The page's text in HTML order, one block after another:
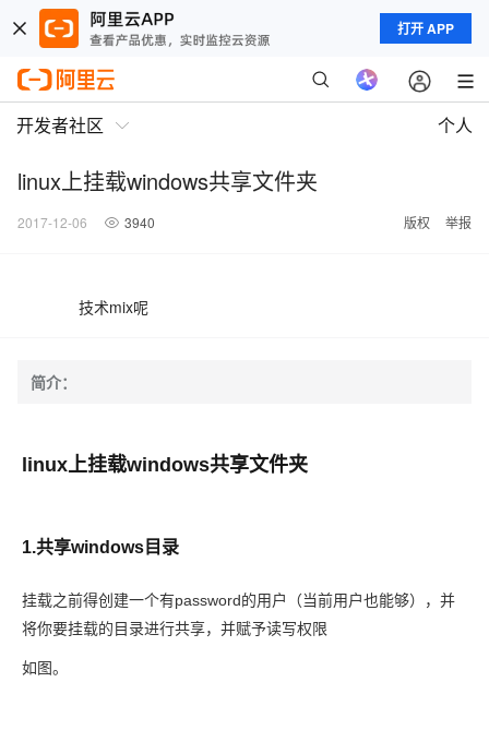
打开 APP
开发者社区 个人
linux上挂载windows共享文件夹
2017-12-06 3940 版权 举报
技术mix呢
简介：
linux上挂载windows共享文件夹
1.共享windows目录
挂载之前得创建一个有password的用户（当前用户也能够），并
将你要挂载的目录进行共享，并赋予读写权限
如图。